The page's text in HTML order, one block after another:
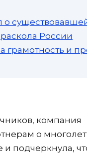
о
России
грамотность и
компания
о
и подчеркнула,